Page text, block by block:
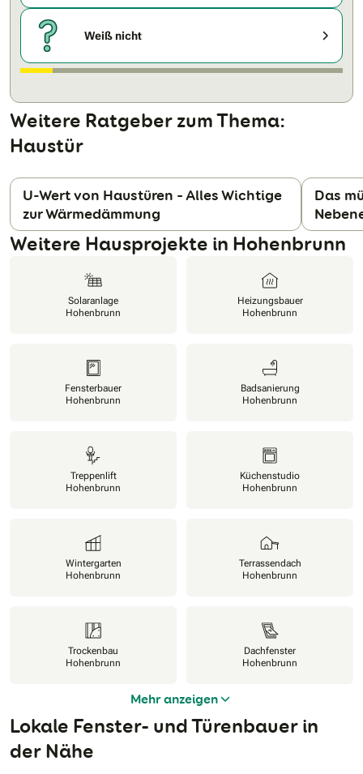
Weiß nicht
Weitere Ratgeber zum Thema:
Haustür
U-Wert von Haustüren – Alles Wichtige
zur Wärmedämmung
Das
Weitere Hausprojekte in Hohenbrunn
Solaranlage
Hohenbrunn
Heizungsbauer
Hohenbrunn
Fensterbauer
Hohenbrunn
Badsanierung
Hohenbrunn
Treppenlift
Hohenbrunn
Küchenstudio
Hohenbrunn
Wintergarten
Hohenbrunn
Terrassendach
Hohenbrunn
Trockenbau
Hohenbrunn
Dachfenster
Hohenbrunn
Mehr anzeigen
Lokale Fenster- und Türenbauer in
der Nähe